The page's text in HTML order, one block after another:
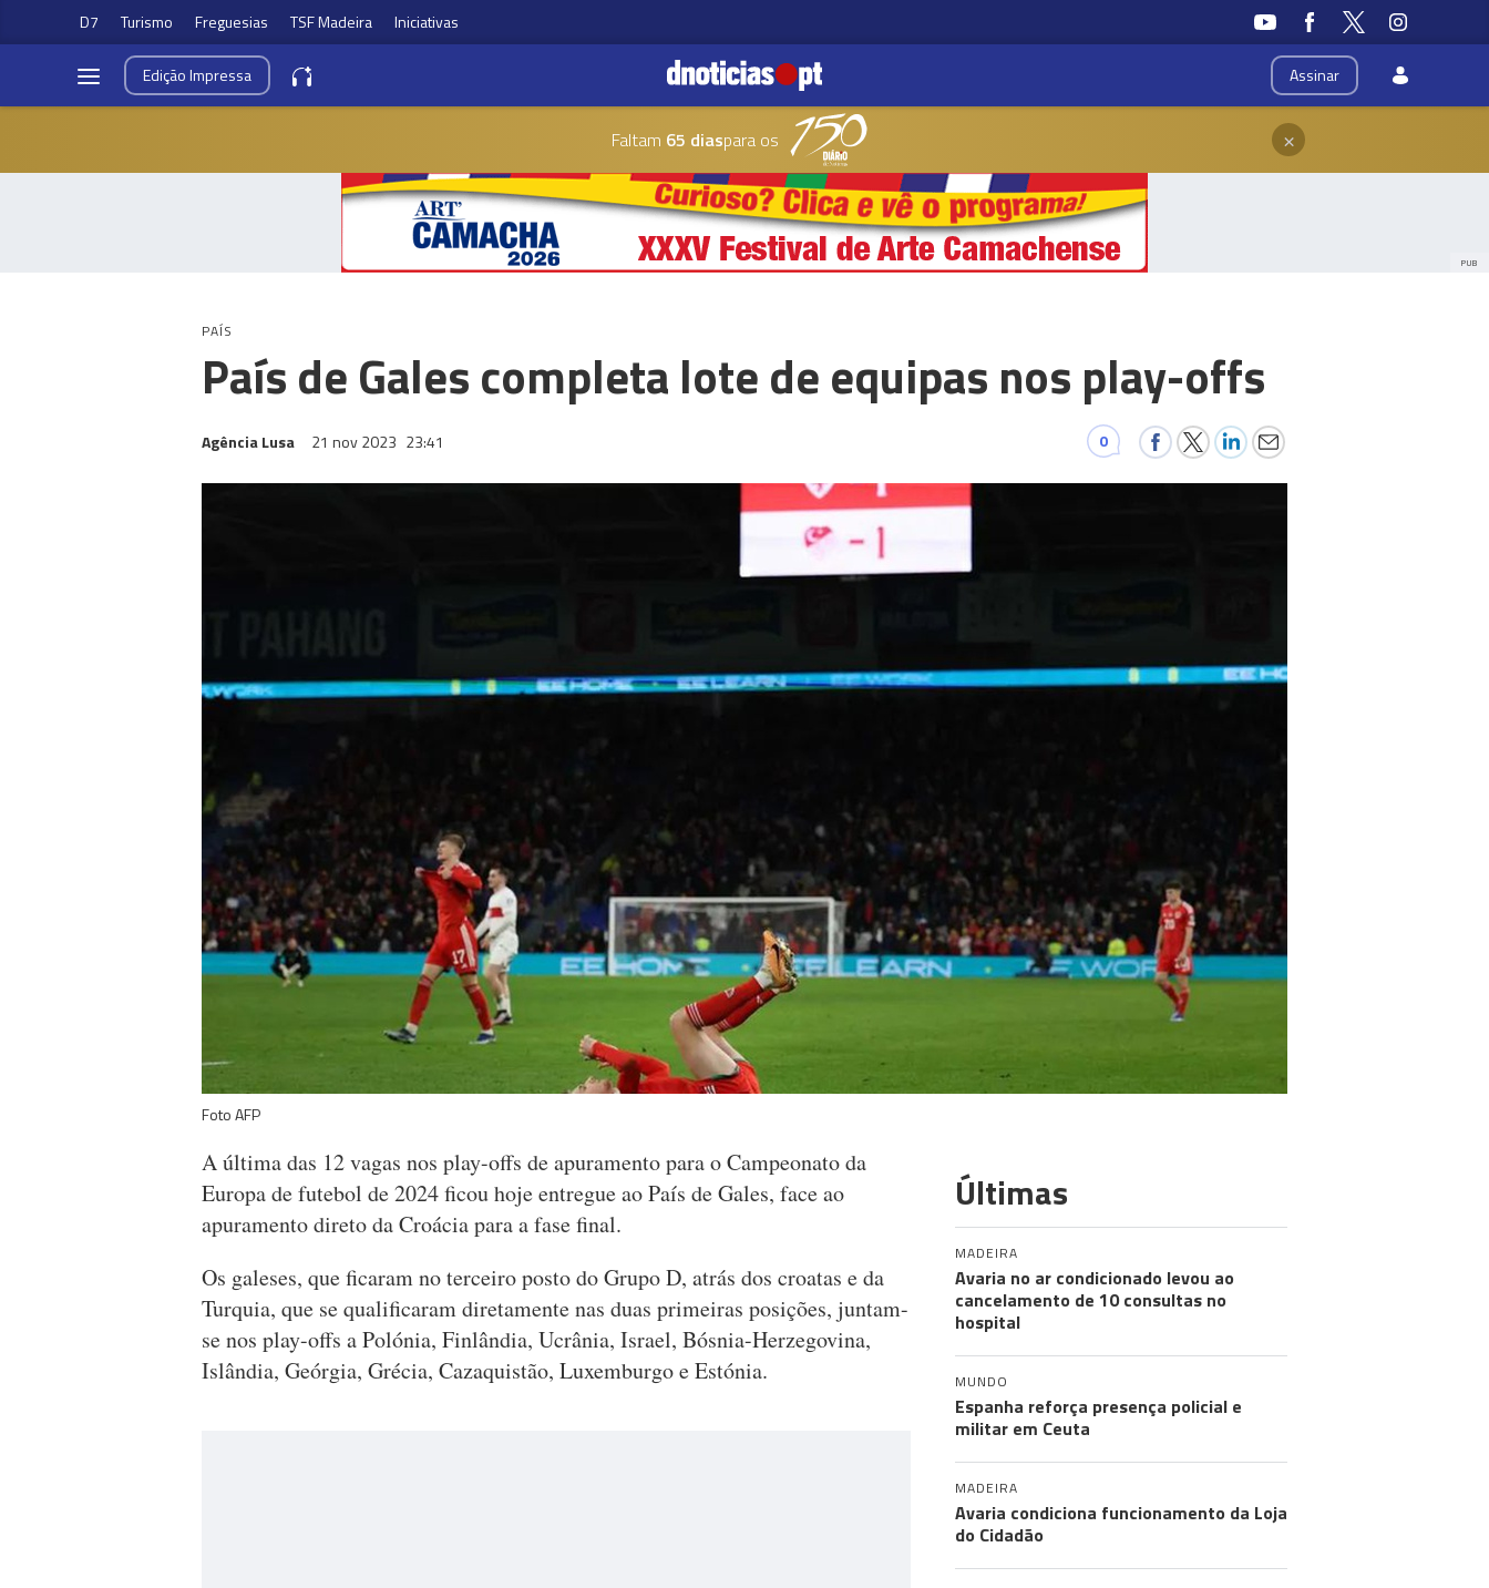
D7 Turismo Freguesias TSF Madeira Iniciativas
Assinar
EdiçãoImpressa
Faltam 65 diaspara os ×
PUB
PAÍS
País de Gales completa lote de equipas nos play-offs
Agência Lusa 21 nov 2023 23:41 0
Foto AFP
A última das 12 vagas nos play-offs de apuramento para o Campeonato da
Europa de futebol de 2024 ficou hoje entregue ao País de Gales, face ao
apuramento direto da Croácia para a fase final.
Os galeses, que ficaram no terceiro posto do Grupo D, atrás dos croatas e da
Turquia, que se qualificaram diretamente nas duas primeiras posições, juntam-
se nos play-offs a Polónia, Finlândia, Ucrânia, Israel, Bósnia-Herzegovina,
Islândia, Geórgia, Grécia, Cazaquistão, Luxemburgo e Estónia.
Últimas
MADEIRA
Avaria no ar condicionado levou ao
cancelamento de 10 consultas no
hospital
MUNDO
Espanha reforça presença policial e
militar em Ceuta
MADEIRA
Avaria condiciona funcionamento da Loja
do Cidadão